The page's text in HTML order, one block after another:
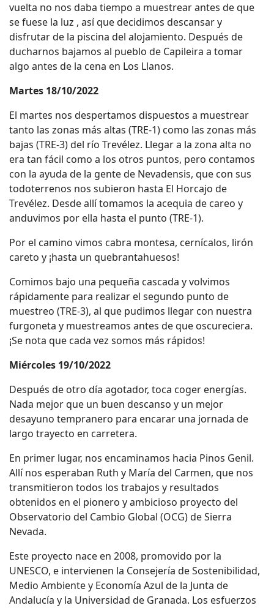
vuelta no nos daba tiempo a muestrear antes de que
se fuese la luz , así que decidimos descansar y
disfrutar de la piscina del alojamiento. Después de
ducharnos bajamos al pueblo de Capileira a tomar
algo antes de la cena en Los Llanos.
Martes 18/10/2022
El martes nos despertamos dispuestos a muestrear
tanto las zonas más altas (TRE-1) como las zonas más
bajas (TRE-3) del río Trevélez. Llegar a la zona alta no
era tan fácil como a los otros puntos, pero contamos
con la ayuda de la gente de Nevadensis, que con sus
todoterrenos nos subieron hasta El Horcajo de
Trevélez. Desde allí tomamos la acequia de careo y
anduvimos por ella hasta el punto (TRE-1).
Por el camino vimos cabra montesa, cernícalos, lirón
careto y ¡hasta un quebrantahuesos!
Comimos bajo una pequeña cascada y volvimos
rápidamente para realizar el segundo punto de
muestreo (TRE-3), al que pudimos llegar con nuestra
furgoneta y muestreamos antes de que oscureciera.
¡Se nota que cada vez somos más rápidos!
Miércoles 19/10/2022
Después de otro día agotador, toca coger energías.
Nada mejor que un buen descanso y un mejor
desayuno tempranero para encarar una jornada de
largo trayecto en carretera.
En primer lugar, nos encaminamos hacia Pinos Genil.
Allí nos esperaban Ruth y María del Carmen, que nos
transmitieron todos los trabajos y resultados
obtenidos en el pionero y ambicioso proyecto del
Observatorio del Cambio Global (OCG) de Sierra
Nevada.
Este proyecto nace en 2008, promovido por la
UNESCO, e intervienen la Consejería de Sostenibilidad,
Medio Ambiente y Economía Azul de la Junta de
Andalucía y la Universidad de Granada. Los esfuerzos